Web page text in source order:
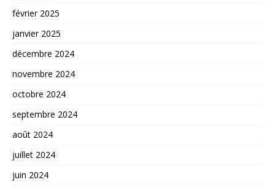
février 2025
janvier 2025
décembre 2024
novembre 2024
octobre 2024
septembre 2024
août 2024
juillet 2024
juin 2024